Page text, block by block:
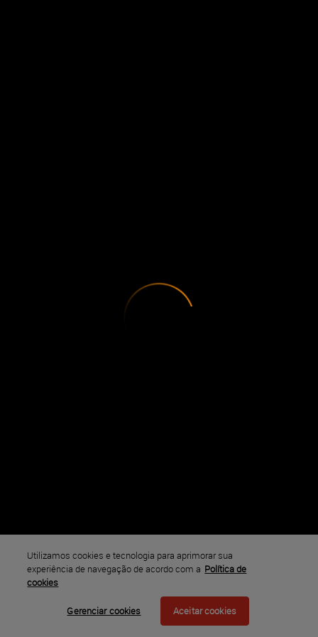
Utilizamos cookies e tecnologia para aprimorar sua
experiência de navegação de acordo com a Política de
cookies
Gerenciar cookies Aceitar cookies